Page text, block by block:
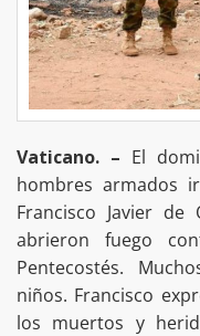
Vaticano. – El
hombres armados
Francisco Javier
abrieron fuego
Pentecostés.
niños. Francisco
los muertos y